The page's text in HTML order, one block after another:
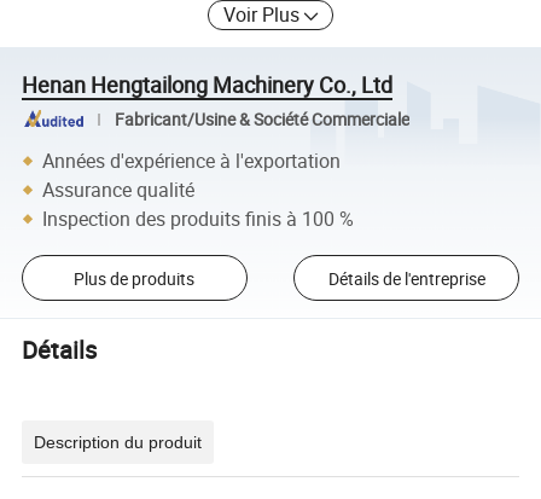
Voir Plus
Henan Hengtailong Machinery Co., Ltd
Fabricant/Usine & Société Commerciale
Années d'expérience à l'exportation
Assurance qualité
Inspection des produits finis à 100 %
Plus de produits Détails de l'entreprise
Détails
Description du produit